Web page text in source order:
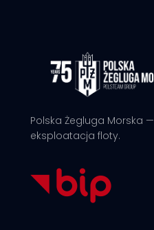
Polska Żegluga Morska
eksploatacja floty.